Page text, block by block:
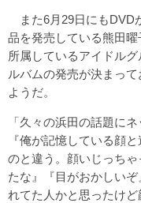
また6月29日にもDVD
品を発売している熊田
所属しているアイドル
ルバムの発売が決まっ
ようだ。
「久々の浜田の話題に
『俺が記憶している顔
のと違う。顔いじっち
たな』『目がおかしい
れてた人かと思ったけ